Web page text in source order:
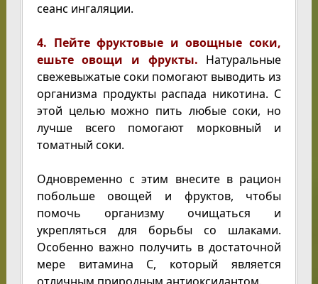
сеанс ингаляции.
4. Пейте фруктовые и овощные соки,
ешьте овощи и фрукты. Натуральные
свежевыжатые соки помогают выводить из
организма продукты распада никотина. С
этой целью можно пить любые соки, но
лучше всего помогают морковный и
томатный соки.
Одновременно с этим внесите в рацион
побольше овощей и фруктов, чтобы
помочь организму очищаться и
укрепляться для борьбы со шлаками.
Особенно важно получить в достаточной
мере витамина С, который является